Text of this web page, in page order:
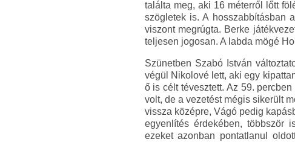
találta meg, aki 16 méterről lőtt
szögletek is. A hosszabbításban
viszont megrúgta. Berke
teljesen jogosan. A labda mögé
Szünetben Szabó István
végül Nikolové lett, aki egy
ő is célt tévesztett. Az 59.
volt, de a vezetést mégis sikerült
vissza középre, Vágó pedig
egyenlítés érdekében, többször
ezeket azonban pontatlanul